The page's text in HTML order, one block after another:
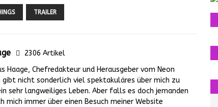
TRAILER
2306 Artikel
Haage, Chefredakteur und Herausgeber vom Neon
gibt nicht sonderlich viel spektakuläres über mich zu
sehr langweiliges Leben. Aber falls es doch jemanden
mich immer über einen Besuch meiner Website